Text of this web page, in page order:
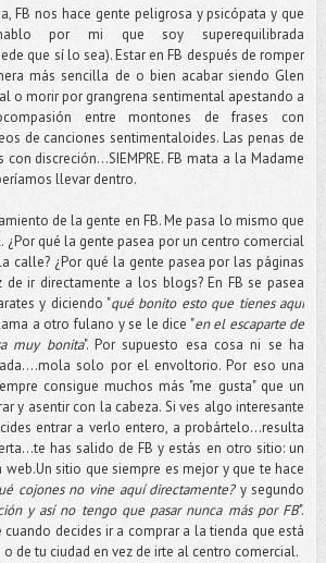
FB nos hace gente peligrosa y psicópata y que
por mi que soy superequilibrada
que sí lo sea). Estar en FB después de romper
más sencilla de o bien acabar siendo Glen
o morir por grangrena sentimental apestando a
entre montones de frases con
de canciones sentimentaloides. Las penas de
discreción...SIEMPRE. FB mata a la Madame
llevar dentro.
de la gente en FB. Me pasa lo mismo que
¿Por qué la gente pasea por un centro comercial
calle? ¿Por qué la gente pasea por las páginas
de ir directamente a los blogs? En FB se pasea
y diciendo "qué bonito esto que tienes aquí
a otro fulano y se le dice "en el escaparte de
muy bonita". Por supuesto esa cosa ni se ha
solo por el envoltorio. Por eso una
consigue muchos más "me gusta" que un
y asentir con la cabeza. Si ves algo interesante
entrar a verlo entero, a probártelo...resulta
has salido de FB y estás en otro sitio: un
sitio que siempre es mejor y que te hace
cojones no vine aquí directamente?y segundo
y así no tengo que pasar nunca más por FB".
decides ir a comprar a la tienda que está
de tu ciudad en vez de irte al centro comercial.